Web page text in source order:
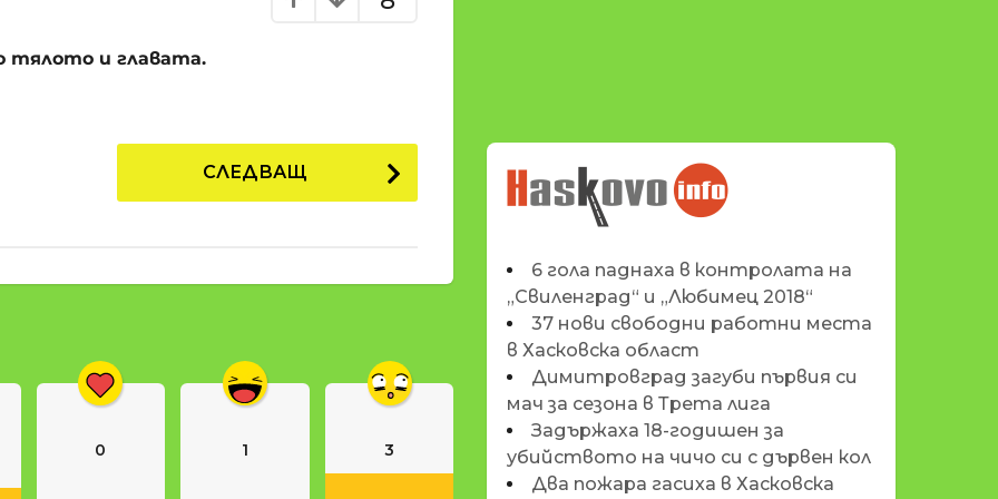
тялото и главата.
СЛЕДВАЩ
0 1 3
НОВИНИТЕ НА
HASKOVO.INFO
6 гола паднаха в контролата на
„Свиленград“ и „Любимец 2018“
37 нови свободни работни места
в Хасковска област
Димитровград загуби първия си
мач за сезона в Трета лига
Задържаха 18-годишен за
убийството на чичо си с дървен кол
Два пожара гасиха в Хасковска